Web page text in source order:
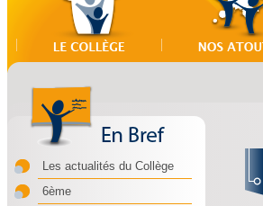
Les actualités du Collège
6ème